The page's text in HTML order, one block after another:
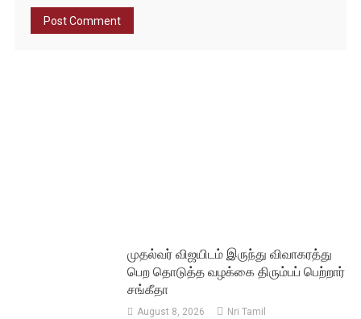
முதல்வர் விஜயிடம் இருந்து விவாகரத்து
பெற தொடுத்த வழக்கை திரும்பப் பெற்றார்
சங்கீதா
August 8, 2026 Nri Tamil